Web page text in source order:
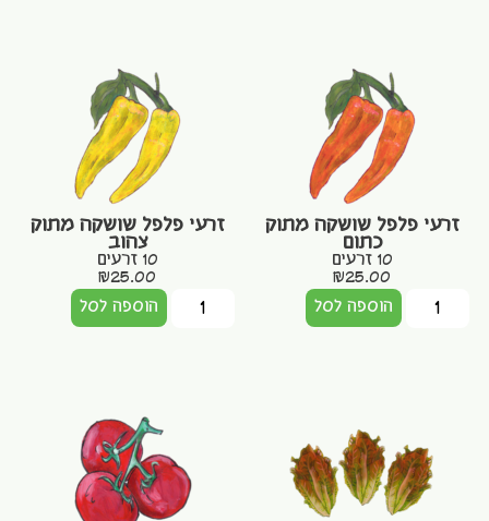
זרעי פלפל שושקה מתוק
כתום
10 זרעים
₪25.00
הוספה לסל
זרעי פלפל שושקה מתוק
צהוב
10 זרעים
₪25.00
הוספה לסל